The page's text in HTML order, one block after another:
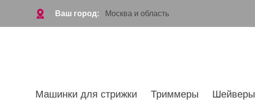
Ваш город: Москва и область
Машинки для стрижки Триммеры Шейверы